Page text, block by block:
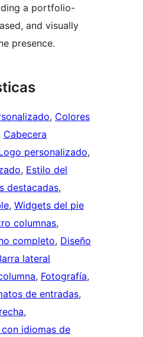
a portfolio-
and visually
presence.
, Colores
Cabecera
personalizado
, Estilo del
destacadas
, Widgets del pie
columnas
completo, Diseño
lateral
, Fotografía
de entradas
idiomas de